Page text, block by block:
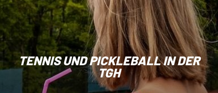
TENNIS UND PICKLEBALL IN DER
TGH